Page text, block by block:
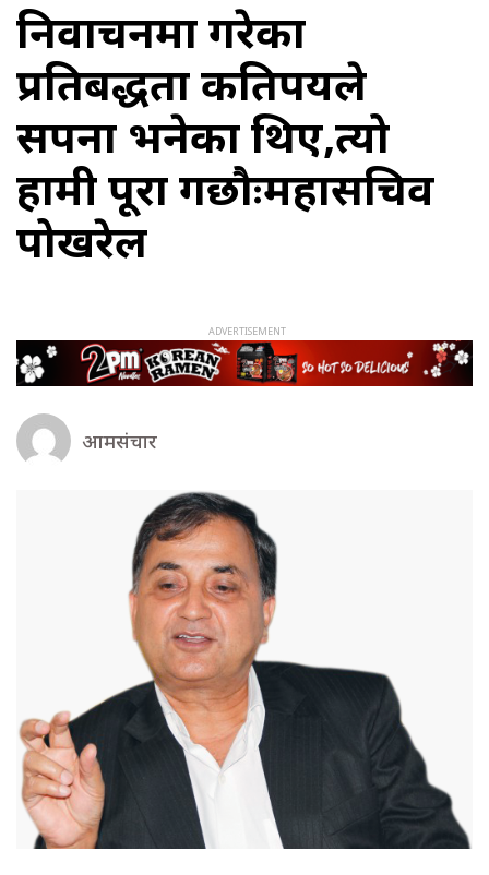
निर्वाचनमा गरेका
प्रतिबद्धता कतिपयले
सपना भनेका थिए,त्यो
हामी पूरा गछौःमहासचिव
पोखरेल
आमसंचार